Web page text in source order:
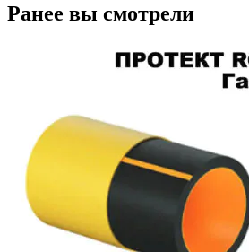
Ранее вы смотрели